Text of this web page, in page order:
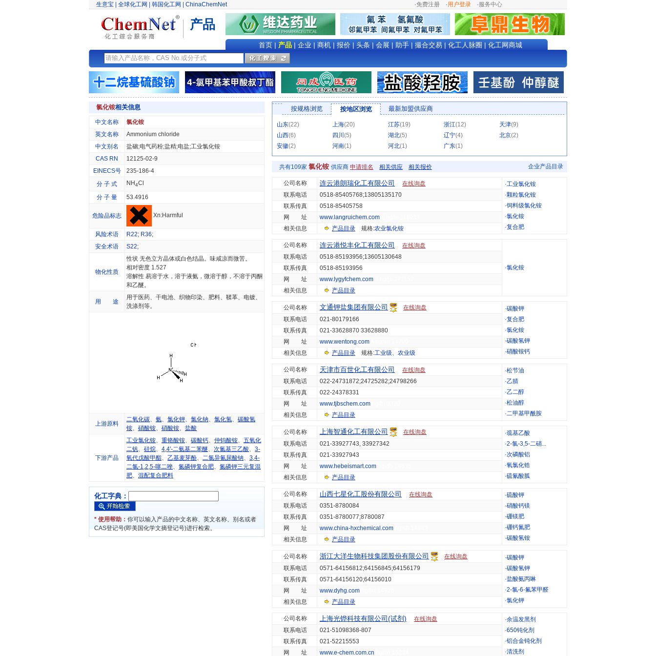
生意宝 全球化工网 韩国化工网 ChinaChemNet ·免费注册 ·用户登录 ·服务中心
产品
首页| 产品| 企业 | 商机| 报价| 头条 | 会展 | 助手| 撮合交易 | 化工人脉圈 | 化工网商城
氯化铵相关信息
中文名称
氯化铵
英文名称
Ammonium chloride
中文别名
盐硇;电气药粉;盐精;电盐;工业氯化铵
CAS RN
12125-02-9
EINECS号
235-186-4
分 子 式
NH4Cl
分 子 量 53.4916
危险品标志 Xn:Harmful
风险术语 R22; R36;
安全术语
S22;
物化性质
性状 无色立方晶体或白色结晶。味咸凉而微苦。
相对密度 1.527
溶解性 易溶于水，溶于液氨，微溶于醇，不溶于丙酮
和乙醚。
用 途
用于医药、干电池、织物印染、肥料、鞣革、电镀、
洗涤剂等。
上游原料
二氧化碳、 氨、 氯化钾、 氯化钠、 氯化氢、 碳酸氢
铵、 硝酸铵、 硝酸铵、 盐酸
下游产品
工业氯化铵、 重铬酸铵、 碳酸钙、 仲钨酸铵、 五氧化
二钒、 硅烷、 4,4'-二氨基二苯醚、 次氮基三乙酸、 3-
氧代戊酸甲酯、 乙基麦芽酚、 二氯异氰尿酸钠、 3,4-
二氯-1,2,5-噻二唑、 氮磷钾复合肥、 氮磷钾三元复混
肥、 混配复合肥料
化工字典：
* 使用帮助： 你可以输入产品的中文名称、英文名称、别名或者
CAS登记号(即美国化学文摘登记号)进行检索。
按规格浏览 按地区浏览 最新加盟供应商
山东(22) 上海(20) 江苏(19) 浙江(12) 天津(9)
山西(6) 四川 (5) 湖北(5) 辽宁(4) 北京(2)
安徽(2) 河南(1) 河北(1) 广东(1)
共有109家 氯化铵 供应商 申请排名 相关供应 相关报价 企业产品目录
公司名称 连云港朗瑞化工有限公司 在线询盘 ·工业氯化铵
·颗粒氯化铵
·饲料级氯化铵
·氯化铵
·复合肥
联系电话
0518-85405768;13805135170
联系传真
0518-85405758
网 址
www.langruichem.com
相关信息
产品目录 规格:农业氯化铵
公司名称 连云港悦丰化工有限公司 在线询盘
·氯化铵
联系电话
0518-85193956;13605130648
联系传真
0518-85193956
网 址
www.lygyfchem.com
相关信息
产品目录
公司名称 文通钾盐集团有限公司 在线询盘 ·碳酸钾
·复合肥
·氯化铵
·碳酸氢钾
·硝酸铵钙
联系电话
021-80179166
联系传真
021-33628870 33628880
网 址
www.wentong.com
相关信息
产品目录 规格:工业级、农业级
公司名称 天津市百世化工有限公司 在线询盘 ·松节油
·乙腈
·乙二醇
·松油醇
·二甲基甲酰胺
联系电话
022-24731872;24725282;24798266
联系传真
022-24378331
网 址
www.tjbschem.com
相关信息
产品目录
公司名称 上海智通化工有限公司 在线询盘 ·巯基乙酸
·2-氯-3,5-二硝...
·次磷酸铝
·氧氯化锆
·硫氰酸胍
联系电话
021-33927743, 33927342
联系传真
021-33927943
网 址
www.hebeismart.com
相关信息
产品目录
公司名称 山西七星化工股份有限公司 在线询盘 ·硫酸钾
·硝酸钙镁
·硼镁肥
·硼钙氮肥
·碳酸氢铵
联系电话
0351-8780084
联系传真
0351-8780077;8780087
网 址
www.china-hxchemical.com
相关信息
产品目录
公司名称 浙江大洋生物科技集团股份有限公司 在线询盘 ·碳酸钾
·碳酸氢钾
·盐酸氨丙啉
·2-氯-6-氟苯甲醛
·氯化钾
联系电话
0571-64156812;64156845;64156179
联系传真
0571-64156120;64156010
网 址
www.dyhg.com
相关信息
产品目录
公司名称 上海光铧科技有限公司(试剂) 在线询盘 ·余温发黑剂
·650钝化剂
·铝合金钝化剂
·清洗剂
联系电话
021-51098368-807
联系传真
021-52215553
网 址
www.e-chem.com.cn